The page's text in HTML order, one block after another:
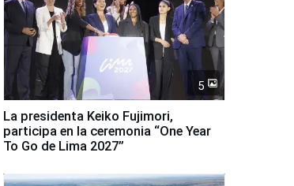
5
La presidenta Keiko Fujimori,
participa en la ceremonia “One Year
To Go de Lima 2027”